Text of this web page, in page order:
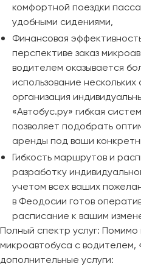
комфортной поездки
удобными сидениями,
Финансовая
перспективе заказ
водителем оказывается
использование
организация
«Автобус.ру» гибкая
позволяет подобрать
аренды под ваши
Гибкость маршрутов и
разработку
учетом всех ваших
в Феодосии готов
расписание к вашим
Полный спектр услуг:
микроавтобуса с водителем,
дополнительные услуги: